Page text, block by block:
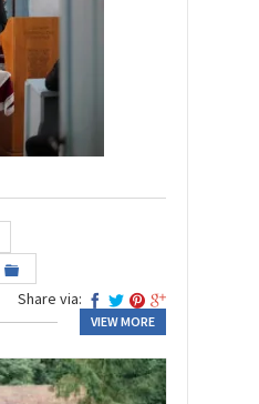
Share via:
VIEW MORE